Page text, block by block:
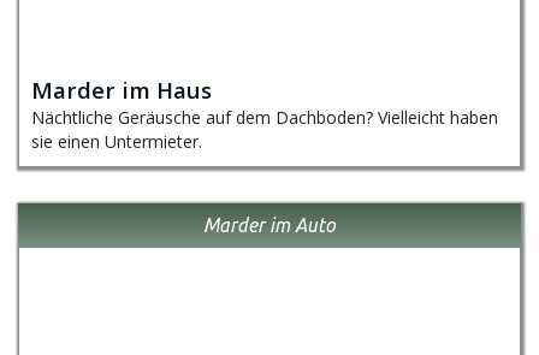
Marder im Haus
Nächtliche Geräusche auf dem Dachboden? Vielleicht haben
sie einen Untermieter.
Marder im Auto